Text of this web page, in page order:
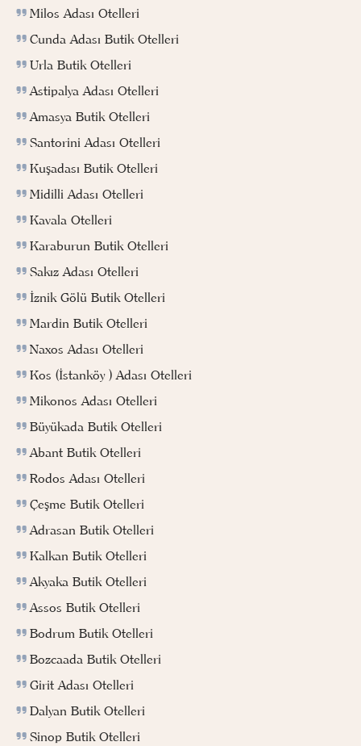
Milos Adası Otelleri
Cunda Adası Butik Otelleri
Urla Butik Otelleri
Astipalya Adası Otelleri
Amasya Butik Otelleri
Santorini Adası Otelleri
Kuşadası Butik Otelleri
Midilli Adası Otelleri
Kavala Otelleri
Karaburun Butik Otelleri
Sakız Adası Otelleri
İznik Gölü Butik Otelleri
Mardin Butik Otelleri
Naxos Adası Otelleri
Kos (İstanköy ) Adası Otelleri
Mikonos Adası Otelleri
Büyükada Butik Otelleri
Abant Butik Otelleri
Rodos Adası Otelleri
Çeşme Butik Otelleri
Adrasan Butik Otelleri
Kalkan Butik Otelleri
Akyaka Butik Otelleri
Assos Butik Otelleri
Bodrum Butik Otelleri
Bozcaada Butik Otelleri
Girit Adası Otelleri
Dalyan Butik Otelleri
Sinop Butik Otelleri